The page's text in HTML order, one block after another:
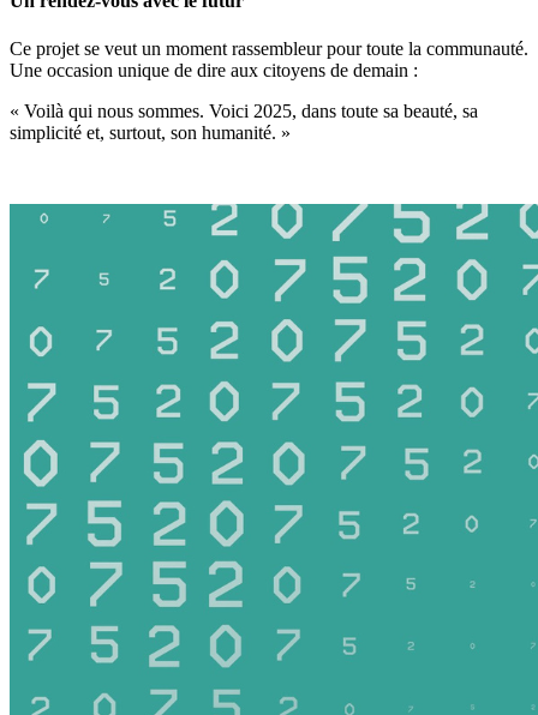
Ce projet se veut un moment rassembleur pour toute la communauté.
Une occasion unique de dire aux citoyens de demain :
« Voilà qui nous sommes. Voici 2025, dans toute sa beauté, sa
simplicité et, surtout, son humanité. »